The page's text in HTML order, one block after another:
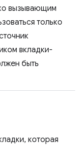
вызывающим
только
вкладки-
быть
которая